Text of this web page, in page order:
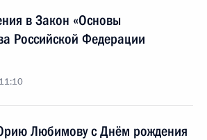
в Закон «Основы
Российской Федерации
Любимову с Днём рождения